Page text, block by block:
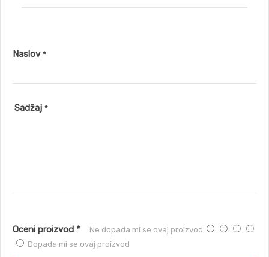
Naslov *
Sadžaj *
Oceni proizvod * Ne dopada mi se ovaj proizvod
Dopada mi se ovaj proizvod